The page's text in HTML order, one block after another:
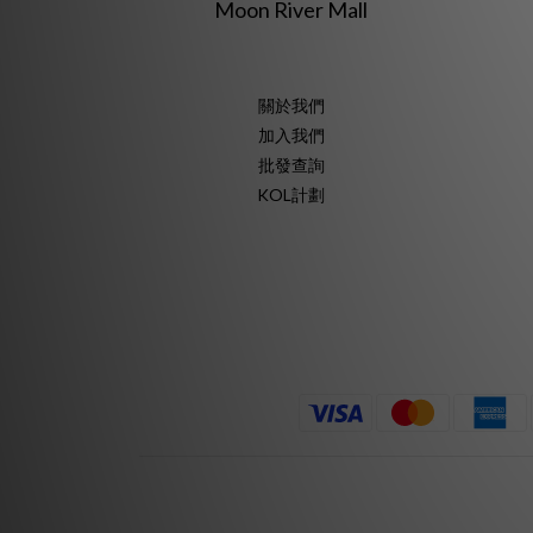
Moon River Mall
關於我們
加入我們
批發查詢
KOL計劃